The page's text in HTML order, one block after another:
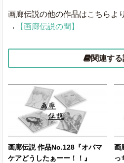
画廊伝説の他の作品はこちらよ
→
【画廊伝説の間】
関連する
画廊伝説 作品No.128『オバマ
ケアどうしたぁーー！！』
画
っ